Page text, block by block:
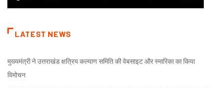
LATEST NEWS
मुख्यमंत्री ने उत्तराखंड क्षत्रिय कल्याण समिति की वेबसाइट और स्मारिका का किया
विमोचन